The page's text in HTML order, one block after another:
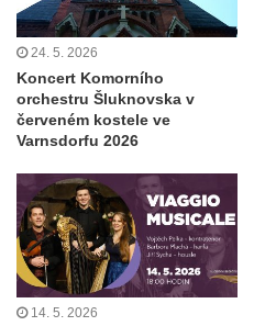
24. 5. 2026
Koncert Komorního
orchestru Šluknovska v
červeném kostele ve
Varnsdorfu 2026
14. 5. 2026